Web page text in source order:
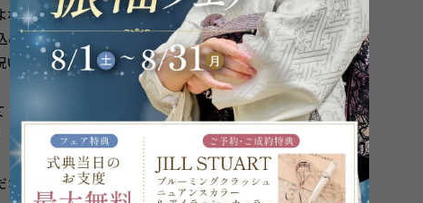
ね♪
められ
いに
さいました♡